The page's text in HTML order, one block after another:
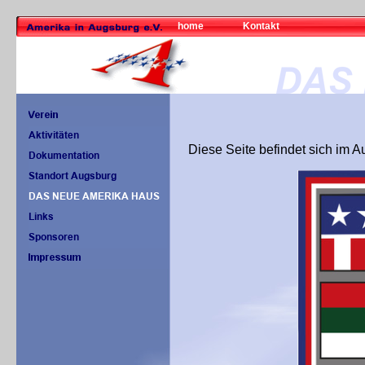
home Kontakt
Diese Seite befindet sich im